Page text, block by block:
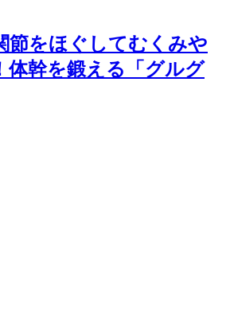
節をほぐしてむくみや
体幹を鍛える「グルグ